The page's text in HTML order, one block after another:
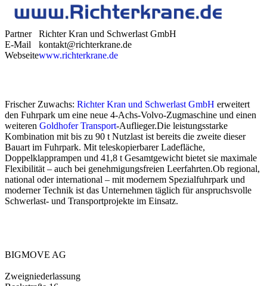
Partner
E-Mail
Webseite
Richter Kran und Schwerlast GmbH
kontakt@richterkrane.de
www.richterkrane.de
Frischer Zuwachs: Richter Kran und Schwerlast GmbH erweitert
den Fuhrpark um eine neue 4-Achs-Volvo-Zugmaschine und einen
weiteren Goldhofer Transport-Auflieger.Die leistungsstarke
Kombination mit bis zu 90 t Nutzlast ist bereits die zweite dieser
Bauart im Fuhrpark. Mit teleskopierbarer Ladefläche,
Doppelklapprampen und 41,8 t Gesamtgewicht bietet sie maximale
Flexibilität – auch bei genehmigungsfreien Leerfahrten.Ob regional,
national oder international – mit modernem Spezialfuhrpark und
moderner Technik ist das Unternehmen täglich für anspruchsvolle
Schwerlast- und Transportprojekte im Einsatz.
BIGMOVE AG
Zweigniederlassung